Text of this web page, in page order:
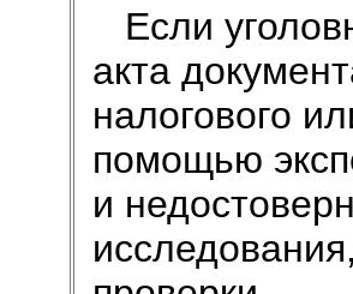
Если
акта
налогового
помощью
и